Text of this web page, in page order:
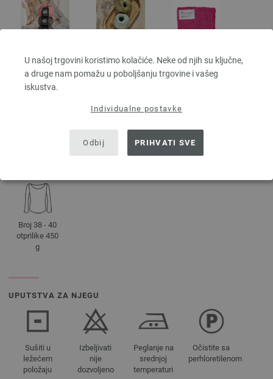
U našoj trgovini koristimo kolačiće. Neke od njih su ključne,
a druge nam pomažu u poboljšanju trgovine i vašeg
iskustva.
Individualne postavke
Odbij PRIHVATI SVE
po 50 g
4 - 4,5
10 x 10 cm
28 Sortirati,
Broj 38 - 40
otprilike 450
g
UPUTSTVA ZA NJEGU
Sušiti u
ležećem
položaju
Izbeljivati
nije
dozvoljeno
Peglanje na
srednjoj
temperaturi
Očistite sa
perhloretilenom